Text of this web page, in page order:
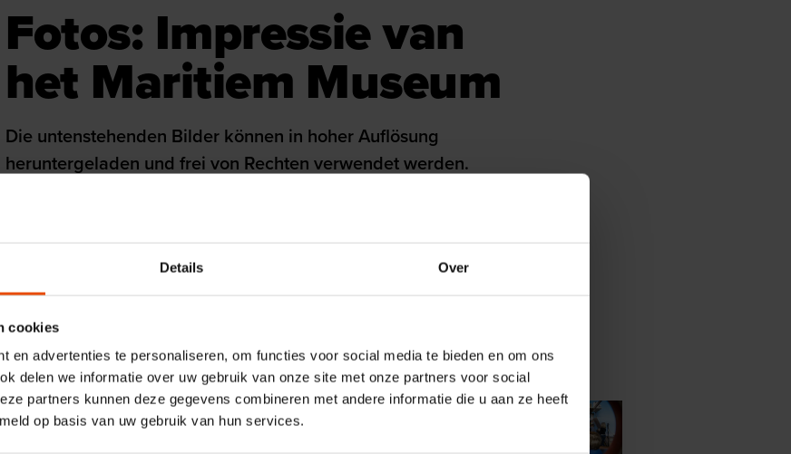
Details Over
cookies
en advertenties te personaliseren, om functies voor social media te bieden en om ons
delen we informatie over uw gebruik van onze site met onze partners voor social
partners kunnen deze gegevens combineren met andere informatie die u aan ze heeft
op basis van uw gebruik van hun services.
Fotos: Impressie van
het Maritiem Museum
Die untenstehenden Bilder können in hoher Auflösung
heruntergeladen und frei von Rechten verwendet werden.
"Maritiem Museum Rotterdam" und der Name des Fotografen sind obligatorisch. Eine
Vervielfältigung oder kommerzielle Nutzung dieser Bilder ist nicht gestattet. Bitte
wenden Sie sich hierfür an den jeweiligen Fotografen.
Fotografie: Fred Ernst